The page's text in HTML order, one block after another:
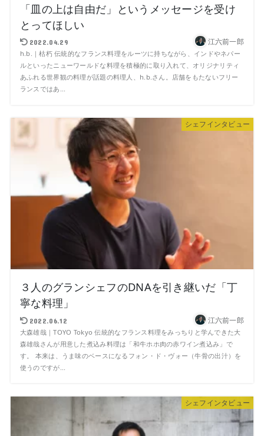
「皿の上は自由だ」というメッセージを受け
とってほしい
2022.04.29 江六前一郎
h.b.｜枯朽 伝統的なフランス料理をルーツに持ちながら、インドやネパー
ルといったニューワールドな料理を積極的に取り入れて、オリジナリティ
あふれる世界観の料理が話題の料理人、h.b.さん。店舗をもたないフリー
ランスではあ...
シェフインタビュー
３人のグランシェフのDNAを引き継いだ「丁
寧な料理」
2022.06.12 江六前一郎
大森雄哉｜TOYO Tokyo 伝統的なフランス料理をみっちりと学んできた大
森雄哉さんが用意した煮込み料理は「和牛ホホ肉の赤ワイン煮込み」で
す。 本来は、うま味のベースになるフォン・ド・ヴォー（牛骨の出汁）を
使うのですが...
シェフインタビュー